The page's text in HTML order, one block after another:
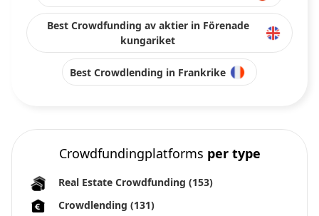
Best Crowdfunding av aktier in Förenade
kungariket
Best Crowdlending in Frankrike
Crowdfundingplatforms per type
Real Estate Crowdfunding (153)
Crowdlending (131)